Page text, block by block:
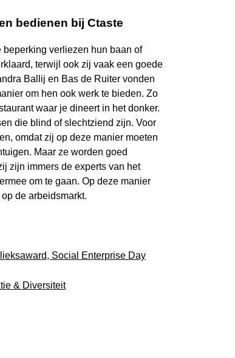
bedienen bij Ctaste
verliezen hun baan of
terwijl ook zij vaak een goede
Ballij en Bas de Ruiter vonden
om hen ook werk te bieden. Zo
waar je dineert in het donker.
die blind of slechtziend zijn. Voor
omdat zij op deze manier moeten
Maar ze worden goed
zijn immers de experts van het
om te gaan. Op deze manier
de arbeidsmarkt.
Social Enterprise Day
& Diversiteit